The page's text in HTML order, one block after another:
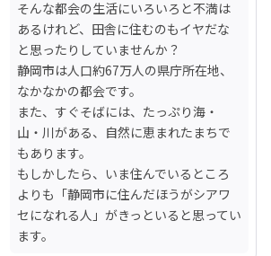
そんな都会の生活にいろいろと不満は
あるけれど、田舎に住むのもイヤだな
と思ったりしていませんか？
静岡市は人口約67万人の県庁所在地、
なかなかの都会です。
また、すぐそばには、たっぷり海・
山・川がある、自然に恵まれたまちで
もあります。
もしかしたら、いま住んでいるところ
よりも「静岡市に住んだほうがシアワ
セになれる人」がきっといると思ってい
ます。